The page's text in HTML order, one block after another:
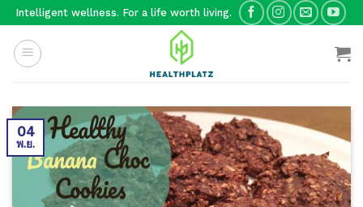
Skip
content
Intelligent wellness. For a life worth living.
04
พ.ย.